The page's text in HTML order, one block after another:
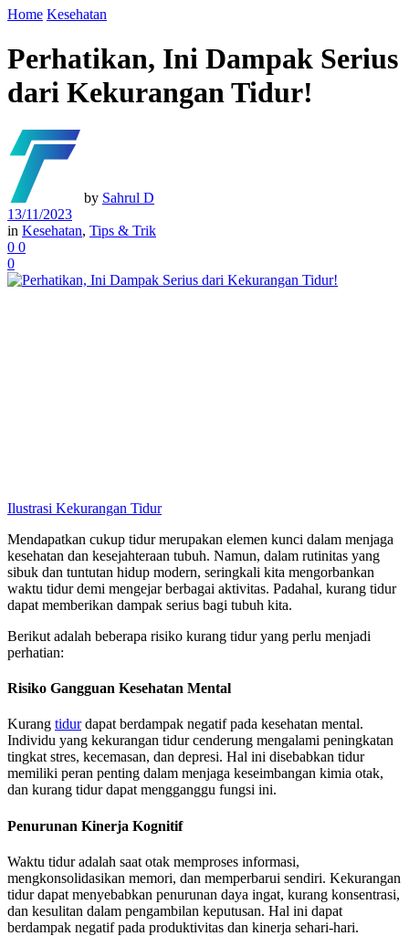
Home Kesehatan
Perhatikan, Ini Dampak Serius
dari Kekurangan Tidur!
by Sahrul D
13/11/2023
in Kesehatan, Tips & Trik
0 0
0
Ilustrasi Kekurangan Tidur
Mendapatkan cukup tidur merupakan elemen kunci dalam menjaga
kesehatan dan kesejahteraan tubuh. Namun, dalam rutinitas yang
sibuk dan tuntutan hidup modern, seringkali kita mengorbankan
waktu tidur demi mengejar berbagai aktivitas. Padahal, kurang tidur
dapat memberikan dampak serius bagi tubuh kita.
Berikut adalah beberapa risiko kurang tidur yang perlu menjadi
perhatian:
Risiko Gangguan Kesehatan Mental
Kurang tidurdapat berdampak negatif pada kesehatan mental.
Individu yang kekurangan tidur cenderung mengalami peningkatan
tingkat stres, kecemasan, dan depresi. Hal ini disebabkan tidur
memiliki peran penting dalam menjaga keseimbangan kimia otak,
dan kurang tidur dapat mengganggu fungsi ini.
Penurunan Kinerja Kognitif
Waktu tidur adalah saat otak memproses informasi,
mengkonsolidasikan memori, dan memperbarui sendiri. Kekurangan
tidur dapat menyebabkan penurunan daya ingat, kurang konsentrasi,
dan kesulitan dalam pengambilan keputusan. Hal ini dapat
berdampak negatif pada produktivitas dan kinerja sehari-hari.